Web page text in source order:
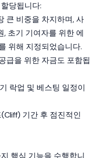
당됩니다:
큰 비중을 차지하며, 사
초기 기여자를 위한 에
위해 지정되었습니다.
급을 위한 자금도 포함됩
락업 및 베스팅 일정이
기간 후 점진적인
핵심 기능을 수행합니